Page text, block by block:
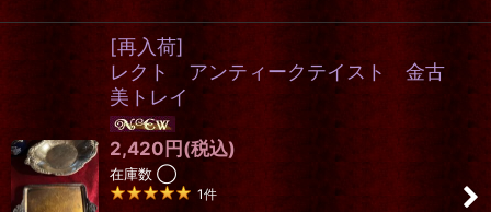
[再入荷]
レクト アンティークテイスト 金古
美トレイ
2,420円(税込)
在庫数 ◯
1件